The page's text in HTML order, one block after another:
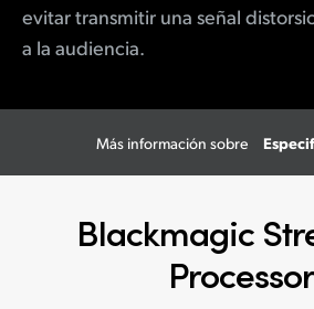
evitar transmitir una señal
a la audiencia.
Más información sobre
Blackmagic